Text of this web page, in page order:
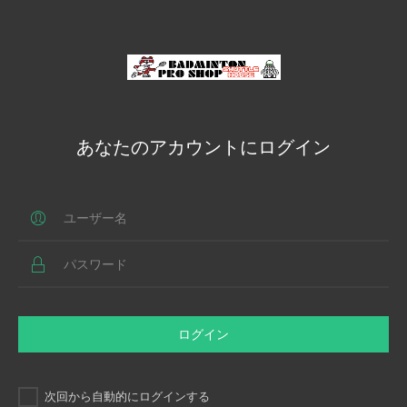
あなたのアカウントにログイン
ログイン
次回から自動的にログインする